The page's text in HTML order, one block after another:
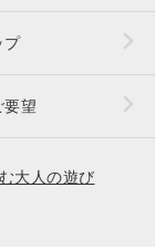
プ
要望
大人の遊び